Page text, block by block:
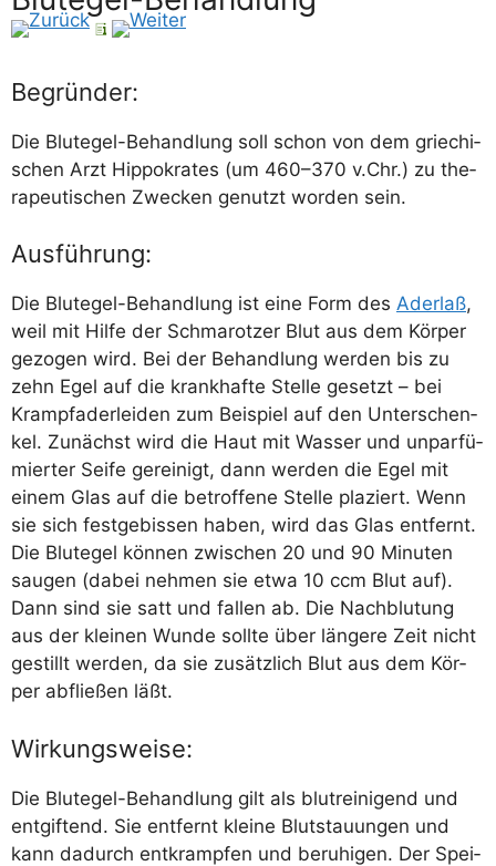
Begründer:
Die Blut­egel-Behand­lung soll schon von dem grie­chi­
schen Arzt Hip­po­kra­tes (um 460–370 v.Chr.) zu the­
ra­peu­ti­schen Zwe­cken genutzt wor­den sein.
Ausführung:
Die Blut­egel-Behand­lung ist eine Form des Ader­laß,
weil mit Hil­fe der Schma­rot­zer Blut aus dem Kör­per
gezo­gen wird. Bei der Behand­lung wer­den bis zu
zehn Egel auf die krank­haf­te Stel­le gesetzt – bei
Krampf­ader­lei­den zum Bei­spiel auf den Unter­schen­
kel. Zunächst wird die Haut mit Was­ser und unpar­fü­
mier­ter Sei­fe gerei­nigt, dann wer­den die Egel mit
einem Glas auf die betrof­fe­ne Stel­le pla­ziert. Wenn
sie sich fest­ge­bis­sen haben, wird das Glas ent­fernt.
Die Blut­egel kön­nen zwi­schen 20 und 90 Minu­ten
sau­gen (dabei neh­men sie etwa 10 ccm Blut auf).
Dann sind sie satt und fal­len ab. Die Nach­blu­tung
aus der klei­nen Wun­de soll­te über län­ge­re Zeit nicht
gestillt wer­den, da sie zusätz­lich Blut aus dem Kör­
per abflie­ßen läßt.
Wirkungsweise:
Die Blut­egel-Behand­lung gilt als blut­rei­ni­gend und
ent­gif­tend. Sie ent­fernt klei­ne Blut­stau­un­gen und
kann dadurch ent­kramp­fen und beru­hi­gen. Der Spei­